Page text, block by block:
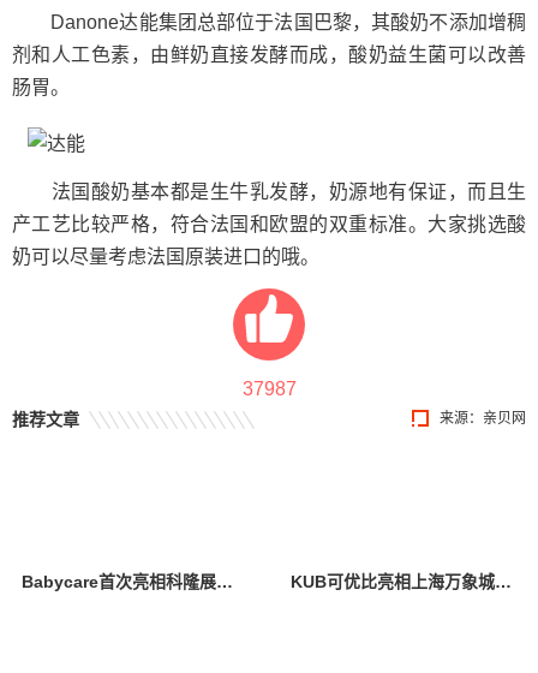
Danone达能集团总部位于法国巴黎，其酸奶不添加增稠
剂和人工色素，由鲜奶直接发酵而成，酸奶益生菌可以改善
肠胃。
法国酸奶基本都是生牛乳发酵，奶源地有保证，而且生
产工艺比较严格，符合法国和欧盟的双重标准。大家挑选酸
奶可以尽量考虑法国原装进口的哦。
37987
来源： 亲贝网
推荐文章
Babycare首次亮相科隆展，创新设计与卓越产品力引全球瞩目 KUB可优比亮相上海万象城，引领自然式养育新风尚